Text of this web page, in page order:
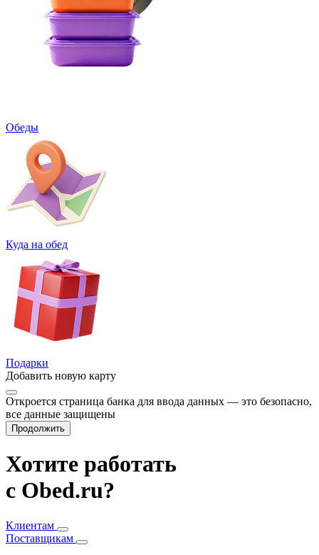
Обеды
Куда на обед
Подарки
Добавить новую карту
Откроется страница банка для ввода данных — это безопасно,
все данные защищены
Продолжить
Хотите работать
с Obed.ru?
Клиентам
Поставщикам